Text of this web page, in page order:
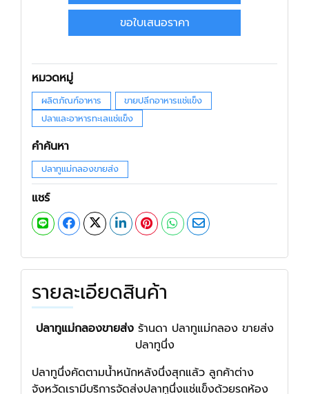
ขอใบเสนอราคา
หมวดหมู่
ผลิตภัณฑ์อาหาร
ขายปลีกอาหารแช่แข็ง
ปลาและอาหารทะเลแช่แข็ง
คำค้นหา
ปลาทูแม่กลองขายส่ง
แชร์
รายละเอียดสินค้า
ปลาทูแม่กลองขายส่ง ร้านดา ปลาทูแม่กลอง ขายส่ง
ปลาทูนึ่ง
ปลาทูนึ่งคัดตามน้ำหนักหลังนึ่งสุกแล้ว ลูกค้าต่าง
จังหวัดเรามีบริการจัดส่งปลาทูนึ่งแช่แข็งด้วยรถห้อง